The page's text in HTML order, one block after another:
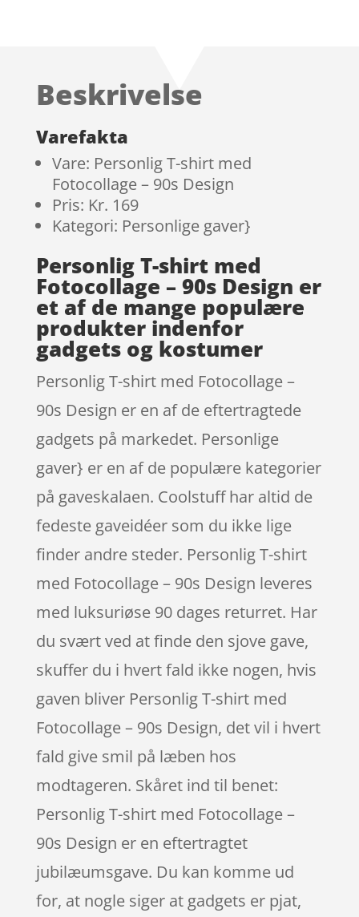
melser
Beskrivelse
Varefakta
Vare: Personlig T-shirt med
Fotocollage – 90s Design
Pris: Kr. 169
Kategori: Personlige gaver}
Personlig T-shirt med
Fotocollage – 90s Design er
et af de mange populære
produkter indenfor
gadgets og kostumer
Personlig T-shirt med Fotocollage –
90s Design er en af de eftertragtede
gadgets på markedet. Personlige
gaver} er en af de populære kategorier
på gaveskalaen. Coolstuff har altid de
fedeste gaveidéer som du ikke lige
finder andre steder. Personlig T-shirt
med Fotocollage – 90s Design leveres
med luksuriøse 90 dages returret. Har
du svært ved at finde den sjove gave,
skuffer du i hvert fald ikke nogen, hvis
gaven bliver Personlig T-shirt med
Fotocollage – 90s Design, det vil i hvert
fald give smil på læben hos
modtageren. Skåret ind til benet:
Personlig T-shirt med Fotocollage –
90s Design er en eftertragtet
jubilæumsgave. Du kan komme ud
for, at nogle siger at gadgets er pjat,